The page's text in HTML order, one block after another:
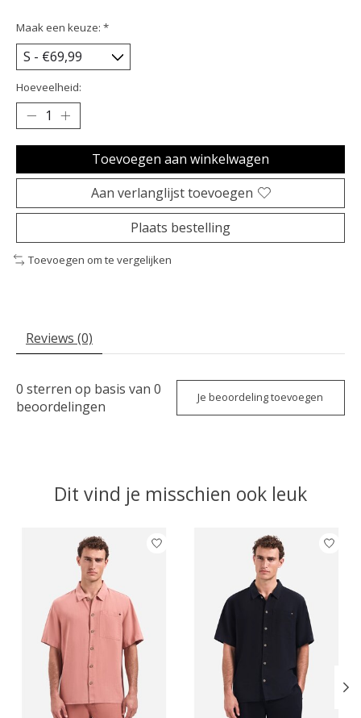
Maak een keuze: *
Hoeveelheid:
Toevoegen aan winkelwagen
Aan verlanglijst toevoegen
Plaats bestelling
Toevoegen om te vergelijken
Reviews (0)
0 sterren op basis van 0
beoordelingen
Je beoordeling toevoegen
Dit vind je misschien ook leuk
Items van productcarrousel